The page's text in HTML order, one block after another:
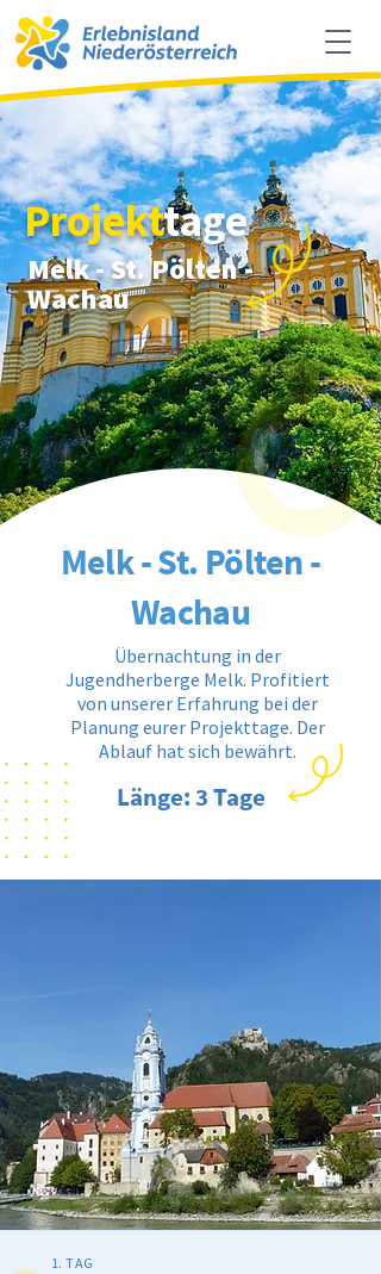
Projekttage
Melk - St. Pölten -
Wachau
Melk - St. Pölten -
Wachau
Länge: 3 Tage
Übernachtung in der
Jugendherberge Melk. Profitiert
von unserer Erfahrung bei der
Planung eurer Projekttage. Der
Ablauf hat sich bewährt.
1. TAG